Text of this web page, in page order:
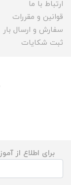
ارتباط با ما
قوانین و مقررات
سفارش و ارسال بار
ثبت شکایات
برای اطلاع از